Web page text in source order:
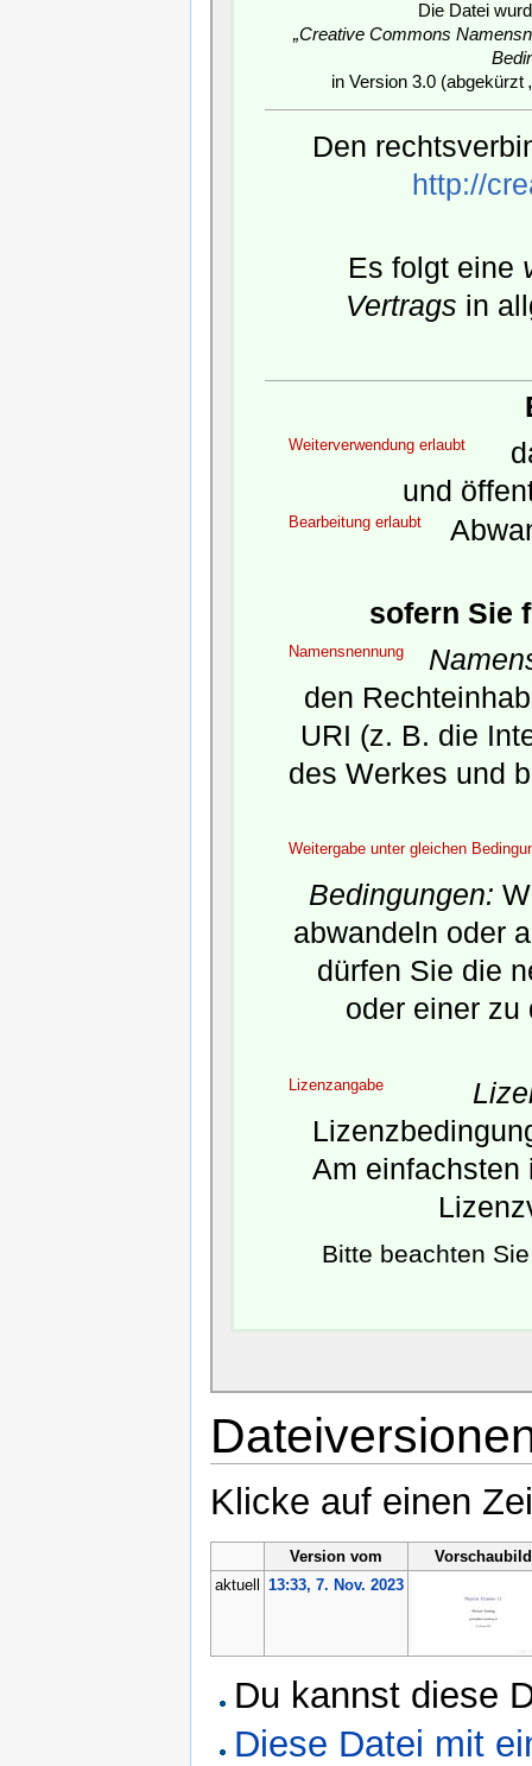
Die Datei
„Creative Commons
in Version 3.0 (abgekürzt
Den
http://
Es folgt eine
Vertrags in
Weiterverwendung erlaubt
und
Bearbeitung erlaubt
sofern Sie
Namensnennung
den
URI (z. B. die
des Werkes und
Weitergabe unter gleichen
Bedingungen:
abwandeln oder
dürfen Sie die
oder einer zu
Lizenzangabe
Am einfachsten
Bitte beachten
Klicke auf einen
Version vom
Vorschaubild
aktuell
13:33, 7. Nov. 2023
Du kannst diese
Diese Datei mit